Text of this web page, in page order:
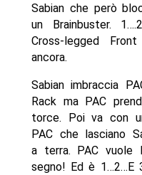
Sabian che però
un Brainbuster.
Cross-legged
ancora.
Sabian imbraccia
Rack ma PAC
torce. Poi va con
PAC che lasciano
a terra. PAC
segno! Ed è 1…2…E